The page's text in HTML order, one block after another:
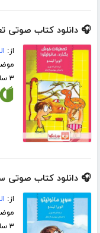
🎧 دانلود کتاب صوتی
از:
۳ ساعت و ۲ دقیقه
🎧 دانلود کتاب صوتی
از:
۳ ساعت و ۵۶ دقیقه